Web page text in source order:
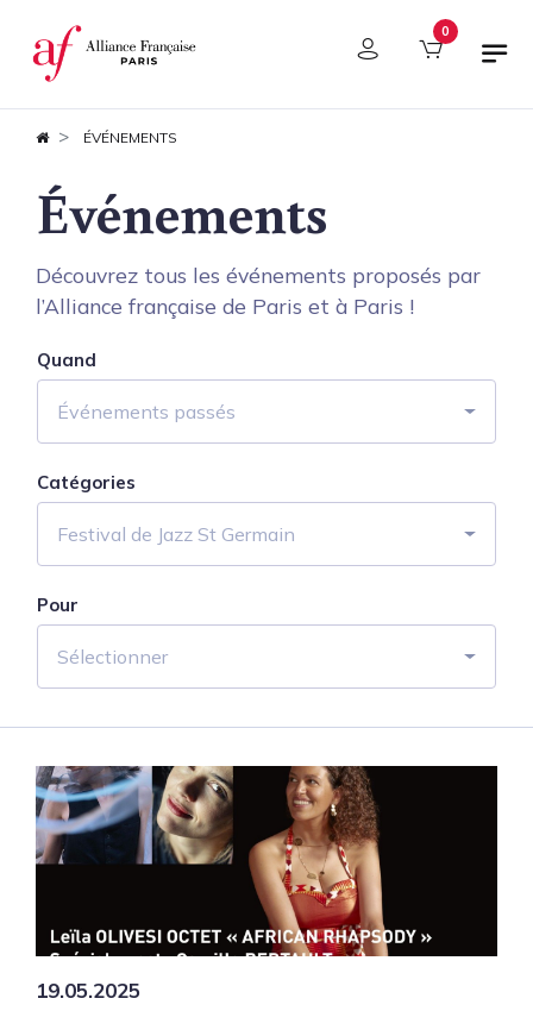
Panneau de gestion des cookies 0
ÉVÉNEMENTS
Événements
Découvrez tous les événements proposés par
l’Alliance française de Paris et à Paris !
Quand
Événements passés
Catégories
Festival de Jazz St Germain
Pour
Sélectionner
19.05.2025